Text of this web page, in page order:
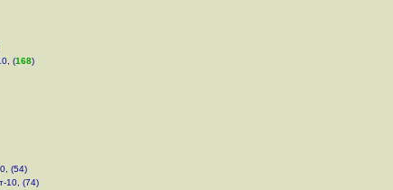
(168)
(54)
10, (74)